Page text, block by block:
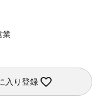
業
入り登録